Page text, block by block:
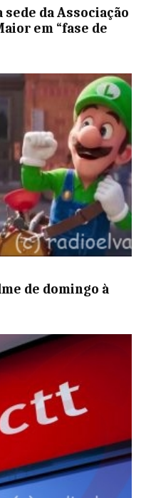
da Associação
em “fase de
de domingo à